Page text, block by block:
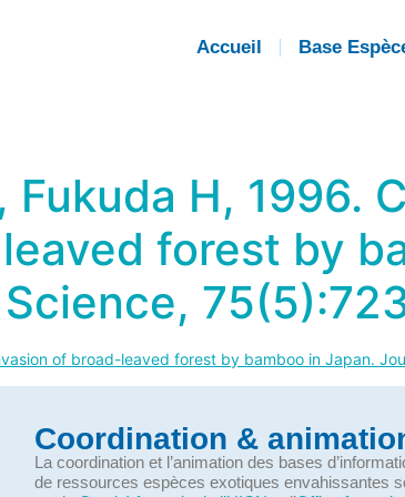
Accueil Base
Fukuda H, 1996.
forest by
of broad-leaved forest by bamboo in Japan.
Coordination &
La coordination et l’animation des bases
de ressources espèces exotiques envahissantes